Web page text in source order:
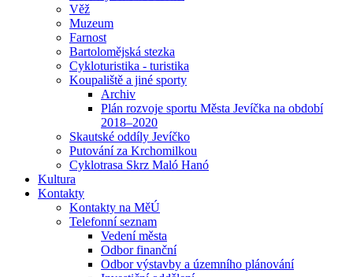
Věž
Muzeum
Farnost
Bartolomějská stezka
Cykloturistika - turistika
Koupaliště a jiné sporty
Archiv
Plán rozvoje sportu Města Jevíčka na období
2018–2020
Skautské oddíly Jevíčko
Putování za Krchomilkou
Cyklotrasa Skrz Maló Hanó
Kultura
Kontakty
Kontakty na MěÚ
Telefonní seznam
Vedení města
Odbor finanční
Odbor výstavby a územního plánování